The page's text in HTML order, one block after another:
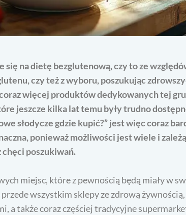
się na dietę bezglutenową, czy to ze
czy też z wyboru, poszukując
więcej produktów dedykowanych tej
jeszcze kilka lat temu były trudno
słodycze gdzie kupić?” jest więc coraz
ponieważ możliwości jest wiele i
poszukiwań.
miejsc, które z pewnością będą miały w
wszystkim sklepy ze zdrową
a także coraz częściej tradycyjne